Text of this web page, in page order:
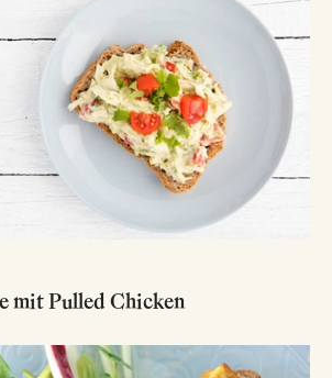
mit Pulled Chicken